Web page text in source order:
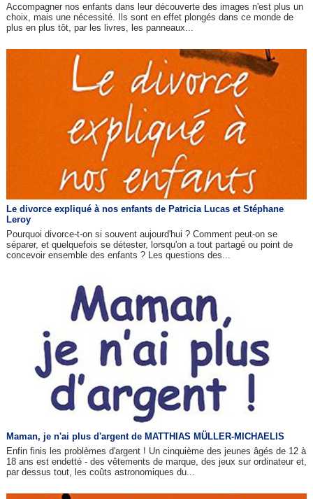
Accompagner nos enfants dans leur découverte des images n'est plus un
choix, mais une nécessité. Ils sont en effet plongés dans ce monde de
plus en plus tôt, par les livres, les panneaux...
Le divorce expliqué à nos enfants de Patricia Lucas et Stéphane
Leroy
Pourquoi divorce-t-on si souvent aujourd'hui ? Comment peut-on se
séparer, et quelquefois se détester, lorsqu'on a tout partagé ou point de
concevoir ensemble des enfants ? Les questions des...
Maman, je n'ai plus d'argent de MATTHIAS MÜLLER-MICHAELIS
Enfin finis les problèmes d'argent ! Un cinquième des jeunes âgés de 12 à
18 ans est endetté - des vêtements de marque, des jeux sur ordinateur et,
par dessus tout, les coûts astronomiques du...